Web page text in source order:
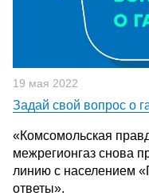
19 мая 2022
Задай свой вопрос о
«Комсомольская
межрегионгаз снова
линию с населением
ответы».